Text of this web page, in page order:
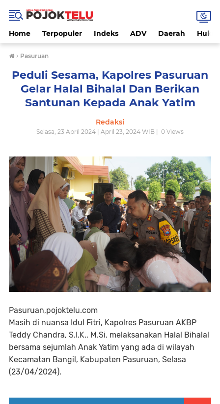
Home Terpopuler Indeks ADV Daerah
› Pasuruan
Peduli Sesama, Kapolres Pasuruan
Gelar Halal Bihalal Dan Berikan
Santunan Kepada Anak Yatim
Redaksi
Selasa, 23 April 2024 | April 23, 2024 WIB | 0 Views
Pasuruan,pojoktelu.com
Masih di nuansa Idul Fitri, Kapolres Pasuruan AKBP
Teddy Chandra, S.I.K., M.Si. melaksanakan Halal Bihalal
bersama sejumlah Anak Yatim yang ada di wilayah
Kecamatan Bangil, Kabupaten Pasuruan, Selasa
(23/04/2024).